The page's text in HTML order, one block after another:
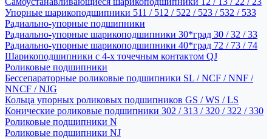
Упорные шарикоподшипники 511 / 512 / 522 / 523 / 532 / 533
Радиально-упорные подшипники
Радиально-упорные шарикоподшипники 30*град 30 / 32 / 33
Радиально-упорные шарикоподшипники 40*град 72 / 73 / 74
Шарикоподшипники с 4-х точечным контактом QJ
Роликовые подшипники
Бессепараторные роликовые подшипники SL / NCF / NNF /
NNCF / NJG
Кольца упорных роликовых подшипников GS / WS / LS
Конические роликовые подшипники 302 / 313 / 320 / 322 / 330
Роликовые подшипники N
Роликовые подшипники NJ